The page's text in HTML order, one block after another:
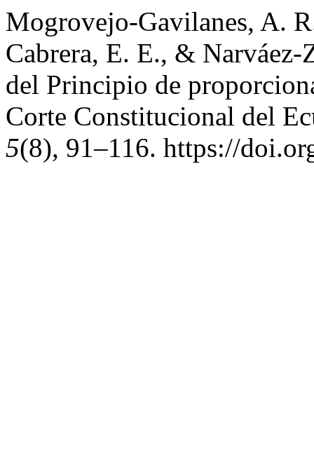
Mogrovejo-Gavilanes, A.
Cabrera, E. E., &
del Principio de
Corte Constitucional del
5(8), 91–116. https://